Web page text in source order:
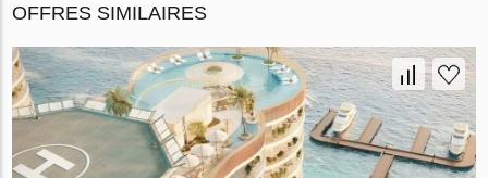
OFFRES SIMILAIRES